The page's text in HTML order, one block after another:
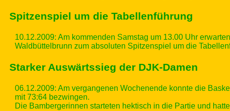
Spitzenspiel um die Tabellenführung
10.12.2009: Am kommenden Samstag um 13.00 Uhr
Waldbüttelbrunn zum absoluten Spitzenspiel um die
Starker Auswärtssieg der DJK-Damen
06.12.2009: Am vergangenen Wochenende konnte die
mit 73:64 bezwingen.
Die Bambergerinnen starteten hektisch in die Partie und